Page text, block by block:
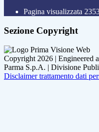
Pagina visualizzata
Sezione Copyright
Copyright 2026 | Engineered
Parma S.p.A. | Divisione
Disclaimer trattamento dati